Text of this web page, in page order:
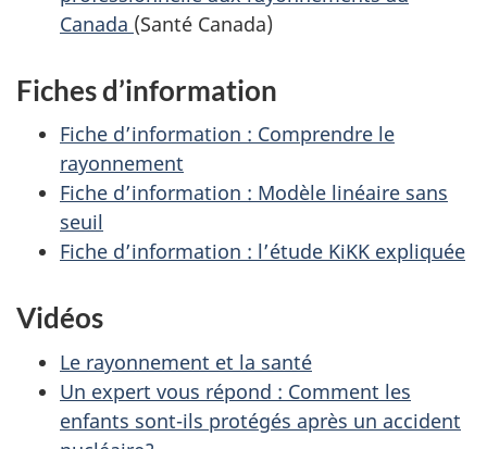
Canada (Santé Canada)
Fiches d’information
Fiche d’information : Comprendre le
rayonnement
Fiche d’information : Modèle linéaire sans
seuil
Fiche d’information : l’étude KiKK expliquée
Vidéos
Le rayonnement et la santé
Un expert vous répond : Comment les
enfants sont-ils protégés après un accident